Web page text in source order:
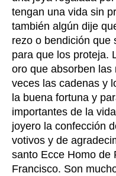
tengan una vida sin
también algún dije
rezo o bendición
para que los proteja.
oro que absorben
veces las cadenas y
la buena fortuna y
importantes de la
joyero la confección
votivos y de
santo Ecce Homo de
Francisco. Son